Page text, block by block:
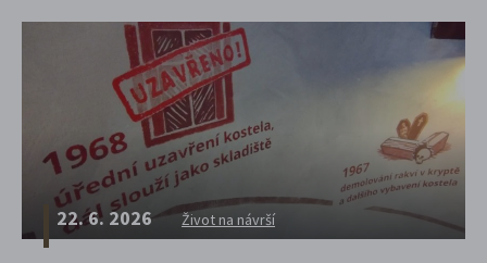
22. 6. 2026 Život na návrší